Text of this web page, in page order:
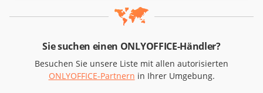
Sie suchen einen ONLYOFFICE-Händler?
Besuchen Sie unsere Liste mit allen autorisierten
ONLYOFFICE-Partnern in Ihrer Umgebung.